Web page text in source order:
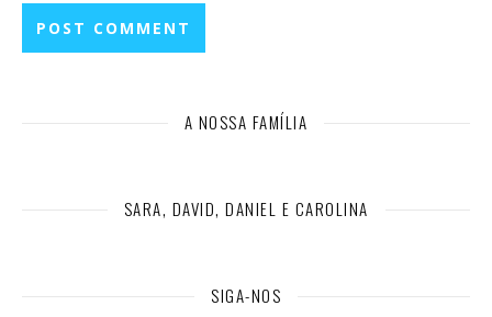
A NOSSA FAMÍLIA
SARA, DAVID, DANIEL E CAROLINA
SIGA-NOS